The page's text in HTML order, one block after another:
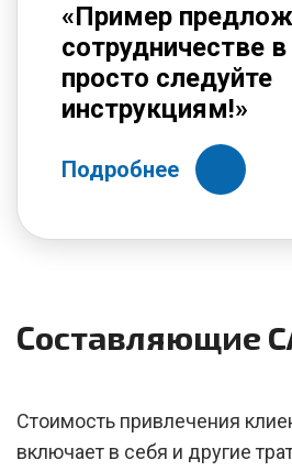
«Пример
сотрудничестве
просто следуйте
инструкциям!»
Подробнее
Составляющие
Стоимость привлечения
включает в себя и другие